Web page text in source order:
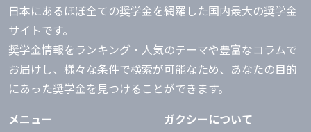
日本にあるほぼ全ての奨学金を網羅した国内最大の奨学金
サイトです。
奨学金情報をランキング・人気のテーマや豊富なコラムで
お届けし、様々な条件で検索が可能なため、あなたの目的
にあった奨学金を見つけることができます。
メニュー
ガクシーについて